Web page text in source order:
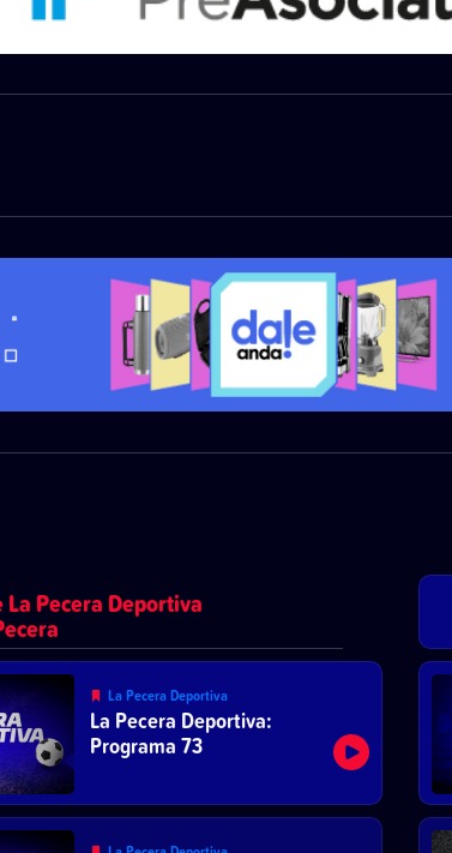
La Pecera Deportiva
La Pecera Deportiva
La Pecera Deportiva:
Programa 73